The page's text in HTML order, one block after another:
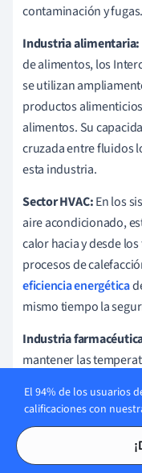
contaminación y fugas.
Industria alimentaria:
de alimentos, los
se utilizan
productos
alimentos. Su
cruzada entre fluidos
esta industria.
Sector HVAC:En los
aire acondicionado,
calor hacia y desde
procesos de
eficiencia energética
mismo tiempo la
Industria
mantener las
Calor de Doble Tubo
temperatura de
mantener aisladas las
El 94% de los usuarios
calificaciones con